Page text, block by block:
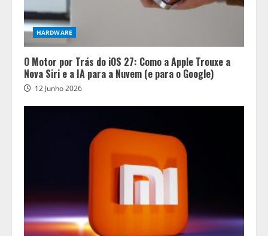
HARDWARE
O Motor por Trás do iOS 27: Como a Apple Trouxe a
Nova Siri e a IA para a Nuvem (e para o Google)
12 Junho 2026